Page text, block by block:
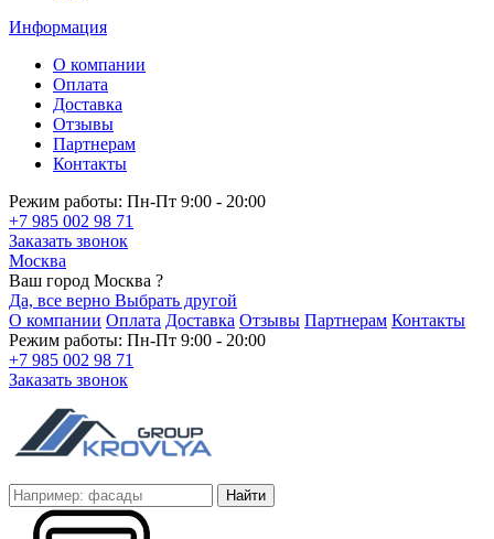
Информация
О компании
Оплата
Доставка
Отзывы
Партнерам
Контакты
Режим работы: Пн-Пт 9:00 - 20:00
+7 985 002 98 71
Заказать звонок
Москва
Ваш город Москва ?
Да, все верно Выбрать другой
О компании Оплата Доставка Отзывы Партнерам Контакты
Режим работы: Пн-Пт 9:00 - 20:00
+7 985 002 98 71
Заказать звонок
Найти